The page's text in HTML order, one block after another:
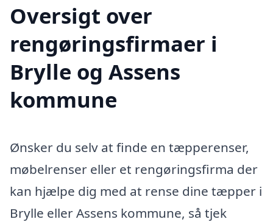
Oversigt over
rengøringsfirmaer i
Brylle og Assens
kommune
Ønsker du selv at finde en tæpperenser,
møbelrenser eller et rengøringsfirma der
kan hjælpe dig med at rense dine tæpper i
Brylle eller Assens kommune, så tjek